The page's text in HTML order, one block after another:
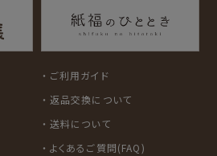
TEA STANDご利用ガイド
返品交換について
送料について
よくあるご質問(FAQ)